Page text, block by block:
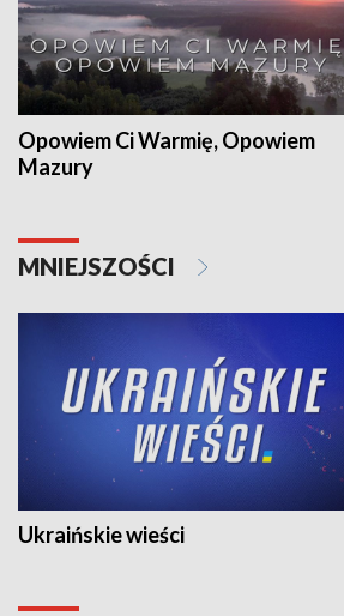
Opowiem Ci Warmię, Opowiem
Mazury
MNIEJSZOŚCI
Ukraińskie wieści